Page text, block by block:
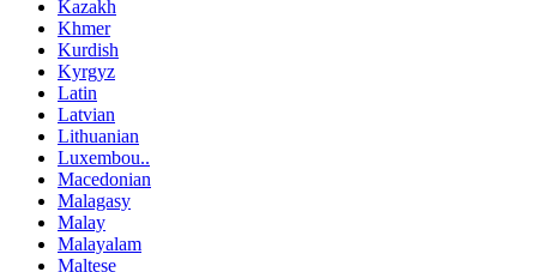
Kazakh
Khmer
Kurdish
Kyrgyz
Latin
Latvian
Lithuanian
Luxembou..
Macedonian
Malagasy
Malay
Malayalam
Maltese